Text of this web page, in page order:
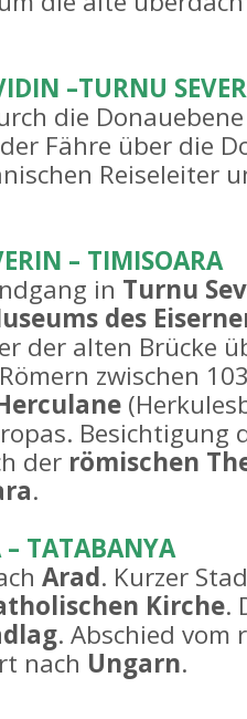
–TURNU
die
Fähre über die
Reiseleiter
– TIMISOARA
in Turnu
des
der alten Brücke
zwischen
Besichtigung
der römischen
.
TATABANYA
Arad. Kurzer
Kirche.
. Abschied vom
nach Ungarn.